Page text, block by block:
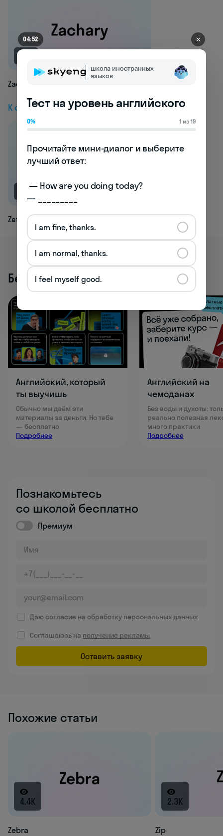
Zachary
К следующей статье
Zaffre
Бесплатные активности
Английский, который
ты выучишь
Обычно мы даём эти
материалы за деньги. Но тебе
— бесплатно
Подробнее
Английский на
чемоданах
Без воды и духоты:
реально полезная
много практики
Подробнее
Познакомьтесь
со школой бесплатно
Премиум
Даю согласие на обработку персональных данных
Соглашаюсь на получение рекламы
Оставить заявку
Похожие статьи
4.4K
Zebra
2.3K
Zip
04:48 ✕
школа иностранных
языков
Тест на уровень английского
0% 1 из 19
Прочитайте мини-диалог и выберите
лучший ответ:
— _________
I am fine, thanks.
I am normal, thanks.
I feel myself good.